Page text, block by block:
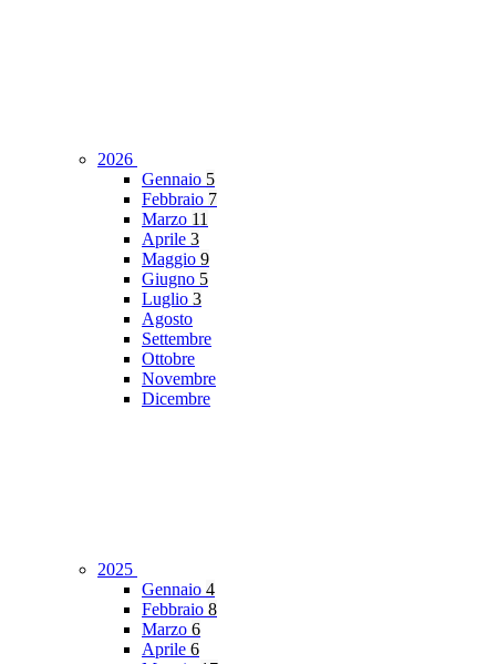
2026
Gennaio 5
Febbraio 7
Marzo 11
Aprile 3
Maggio 9
Giugno 5
Luglio 3
Agosto
Settembre
Ottobre
Novembre
Dicembre
2025
Gennaio 4
Febbraio 8
Marzo 6
Aprile 6